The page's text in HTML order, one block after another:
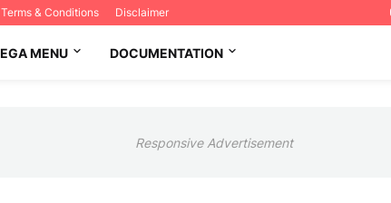
Terms & Conditions Disclaimer
MENU DOCUMENTATION
Responsive Advertisement